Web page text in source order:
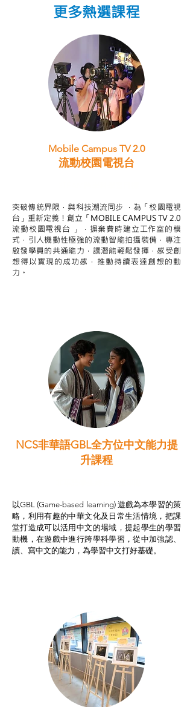
更多熱選課程
Mobile Campus TV 2.0
流動校園電視台
突破傳統界限，與科技潮流同步 ，為「校園電視
台」重新定義！創立「MOBILE CAMPUS TV 2.0
流動校園電視台 」，摒棄費時建立工作室的模
式，引人機動性極強的流動智能拍攝裝備，專注
啟發學員的共通能力，譔潛能輕鬆發揮，感受創
想得以實現的成功感，推動持續表達創想的動
力。
NCS非華語GBL全方位中文能力提
升課程
以GBL (Game-based learning) 遊戲為本學習的策
略，利用有趣的中華文化及日常生活情境，把課
堂打造成可以活用中文的場域，提起學生的學習
動機，在遊戲中進行跨學科學習，從中加強認、
讀、寫中文的能力，為學習中文打好基礎。